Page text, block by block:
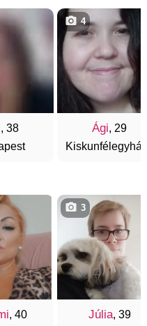
, 38
Ági, 29
4
, 40
Júlia, 39
3